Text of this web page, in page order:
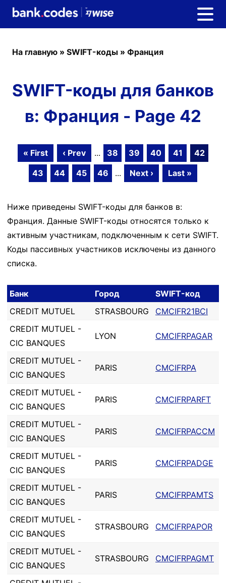
На главную » SWIFT-коды » Франция
SWIFT-коды для банков
в: Франция - Page 42
« First ‹ Prev ... 38 39 40 41
42
43
44 45 46 ... Next › Last »
Ниже приведены SWIFT-коды для банков в:
Франция. Данные SWIFT-коды относятся только к
активным участникам, подключенным к сети SWIFT.
Коды пассивных участников исключены из данного
списка.
Банк Город
SWIFT-код
CREDIT MUTUEL
STRASBOURG
CMCIFR21BCI
CREDIT MUTUEL -
CIC BANQUES
LYON CMCIFRPAGAR
CREDIT MUTUEL -
CIC BANQUES
PARIS CMCIFRPA
CREDIT MUTUEL -
CIC BANQUES
PARIS CMCIFRPARFT
CREDIT MUTUEL -
CIC BANQUES
PARIS CMCIFRPACCM
CREDIT MUTUEL -
CIC BANQUES
PARIS CMCIFRPADGE
CREDIT MUTUEL -
CIC BANQUES
PARIS CMCIFRPAMTS
CREDIT MUTUEL -
CIC BANQUES
STRASBOURG CMCIFRPAPOR
CREDIT MUTUEL -
CIC BANQUES
STRASBOURG CMCIFRPAGMT